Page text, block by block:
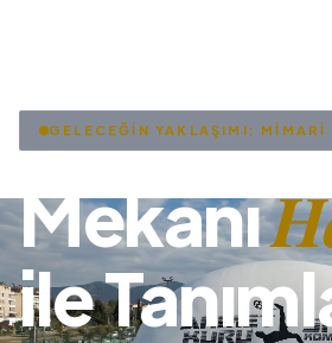
GELECEĞİN YAKLAŞIMI: MİMARİ
Mekanı
ile